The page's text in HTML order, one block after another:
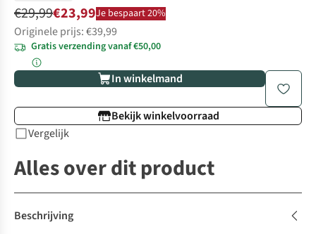
€29,99€23,99Je bespaart 20%
Originele prijs: €39,99
Gratis verzending vanaf €50,00
In winkelmand
Bekijk winkelvoorraad
Vergelijk
Alles over dit product
Beschrijving